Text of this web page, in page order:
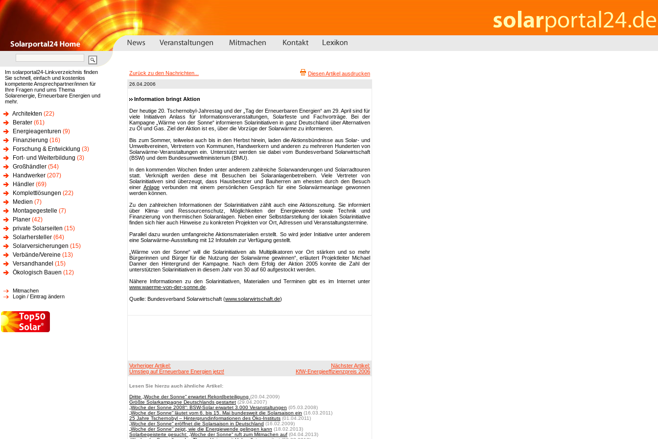
Im solarportal24-Linkverzeichnis finden
Sie schnell, einfach und kostenlos
kompetente Ansprechpartner/innen für
Ihre Fragen rund ums Thema
Solarenergie, Erneuerbare Energien und
mehr.
Architekten (22)
Berater (61)
Energieagenturen (9)
Finanzierung (16)
Forschung & Entwicklung (3)
Fort- und Weiterbildung (3)
Großhändler (54)
Handwerker (207)
Händler (69)
Komplettlösungen (22)
Medien (7)
Montagegestelle (7)
Planer (42)
private Solarseiten (15)
Solarhersteller (64)
Solarversicherungen (15)
Verbände/Vereine (13)
Versandhandel (15)
Ökologisch Bauen (12)
Mitmachen
Login / Eintrag ändern
Zurück zu den Nachrichten... Diesen Artikel ausdrucken
26.04.2006
Information bringt Aktion
Der heutige 20. Tschernobyl-Jahrestag und der „Tag der Erneuerbaren Energien“ am 29. April sind für
viele Initiativen Anlass für Informationsveranstaltungen, Solarfeste und Fachvorträge. Bei der
Kampagne „Wärme von der Sonne“ informieren Solarinitiativen in ganz Deutschland über Alternativen
zu Öl und Gas. Ziel der Aktion ist es, über die Vorzüge der Solarwärme zu informieren.
Bis zum Sommer, teilweise auch bis in den Herbst hinein, laden die Aktionsbündnisse aus Solar- und
Umweltvereinen, Vertretern von Kommunen, Handwerkern und anderen zu mehreren Hunderten von
Solarwärme-Veranstaltungen ein. Unterstützt werden sie dabei vom Bundesverband Solarwirtschaft
(BSW) und dem Bundesumweltministerium (BMU).
In den kommenden Wochen finden unter anderem zahlreiche Solarwanderungen und Solarradtouren
statt. Verknüpft werden diese mit Besuchen bei Solaranlagenbetreibern. Viele Vertreter von
Solarinitiativen sind überzeugt, dass Hausbesitzer und Bauherren am ehesten durch den Besuch
einer Anlageverbunden mit einem persönlichen Gespräch für eine Solarwärmeanlage gewonnen
werden können.
Zu den zahlreichen Informationen der Solarinitiativen zählt auch eine Aktionszeitung. Sie informiert
über Klima- und Ressourcenschutz, Möglichkeiten der Energiewende sowie Technik und
Finanzierung von thermischen Solaranlagen. Neben einer Selbstdarstellung der lokalen Solarinitiative
finden sich hier auch Hinweise zu konkreten Projekten vor Ort, Adressen und Veranstaltungstermine.
Parallel dazu wurden umfangreiche Aktionsmaterialien erstellt. So wird jeder Initiative unter anderem
eine Solarwärme-Ausstellung mit 12 Infotafeln zur Verfügung gestellt.
„Wärme von der Sonne“ will die Solarinitiativen als Multiplikatoren vor Ort stärken und so mehr
Bürgerinnen und Bürger für die Nutzung der Solarwärme gewinnen“, erläutert Projektleiter Michael
Danner den Hintergrund der Kampagne. Nach dem Erfolg der Aktion 2005 konnte die Zahl der
unterstützten Solarinitiativen in diesem Jahr von 30 auf 60 aufgestockt werden.
Nähere Informationen zu den Solarinitiativen, Materialien und Terminen gibt es im Internet unter
www.waerme-von-der-sonne.de
Quelle: Bundesverband Solarwirtschaft (www.solarwirtschaft.de)
Vorheriger Artikel:
Umstieg auf Erneuerbare Energien jetzt!
Nächster Artikel:
KfW-Energieeffizienzpreis 2006
Lesen Sie hierzu auch ähnliche Artikel:
Dritte „Woche der Sonne“ erwartet Rekordbeteiligung (20.04.2009)
Größte Solarkampagne Deutschlands gestartet (29.04.2007)
„Woche der Sonne 2008“: BSW-Solar erwartet 3.000 Veranstaltungen (05.03.2008)
„Woche der Sonne“ läutet vom 6. bis 15. Mai bundesweit die Solarsaison ein (16.03.2011)
25 Jahre Tschernobyl – Hintergrundinformationen des Öko-Instituts (01.04.2011)
„Woche der Sonne“ eröffnet die Solarsaison in Deutschland (16.02.2009)
„Woche der Sonne“ zeigt, wie die Energiewende gelingen kann (18.02.2013)
Solarbegeisterte gesucht: „Woche der Sonne“ ruft zum Mitmachen auf (04.04.2013)